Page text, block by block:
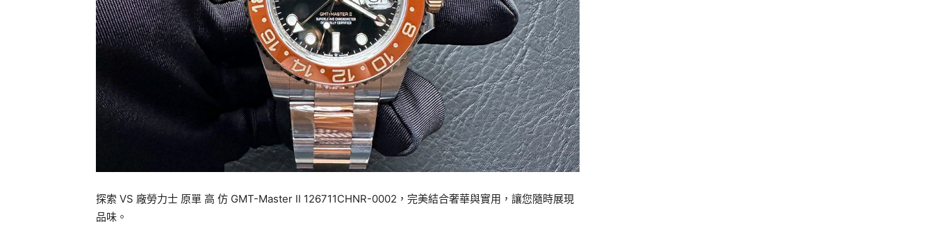
探索 VS 廠勞力士 原單 高 仿 GMT-Master II 126711CHNR-0002，完美結合奢華與實用，讓您隨時展現
品味。